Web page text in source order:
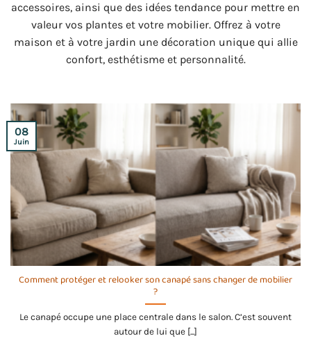
accessoires, ainsi que des idées tendance pour mettre en
valeur vos plantes et votre mobilier. Offrez à votre
maison et à votre jardin une décoration unique qui allie
confort, esthétisme et personnalité.
Comment protéger et relooker son canapé sans changer de mobilier
?
Le canapé occupe une place centrale dans le salon. C’est souvent
autour de lui que [...]
08
Juin